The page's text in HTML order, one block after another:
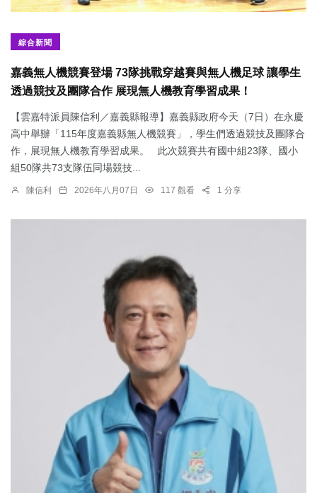
綜合新聞
嘉義無人機競賽登場 73隊挑戰穿越賽與無人機足球 讓學生
透過競技及團隊合作 展現無人機教育學習成果！
【雲嘉特派員陳信利／嘉義縣報導】嘉義縣政府今天（7日）在永慶
高中舉辦「115年度嘉義縣無人機競賽」，學生們透過競技及團隊合
作，展現無人機教育學習成果。 此次競賽共有國中組23隊、國小
組50隊共73支隊伍同場競技...
陳信利 2026年八月07日 117 觀看 1 分享